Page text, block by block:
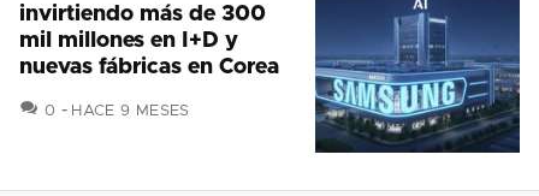
invirtiendo más de 300
mil millones en I+D y
nuevas fábricas en Corea
0 COMENTARIOS
HACE 9 MESES